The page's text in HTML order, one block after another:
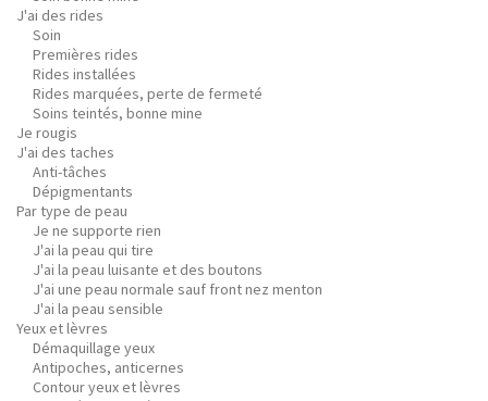
J'ai des rides
Soin
Premières rides
Rides installées
Rides marquées, perte de fermeté
Soins teintés, bonne mine
Je rougis
J'ai des taches
Anti-tâches
Dépigmentants
Par type de peau
Je ne supporte rien
J'ai la peau qui tire
J'ai la peau luisante et des boutons
J'ai une peau normale sauf front nez menton
J'ai la peau sensible
Yeux et lèvres
Démaquillage yeux
Antipoches, anticernes
Contour yeux et lèvres